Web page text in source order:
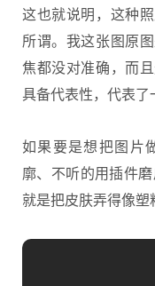
这也就说明，这种
所谓。我这张图原
焦都没对准确，而
具备代表性，代表了
如果要是想把图片
廓、不听的用插件
就是把皮肤弄得像塑